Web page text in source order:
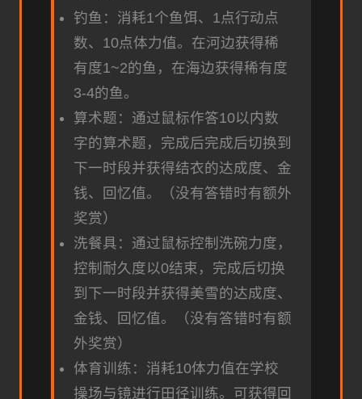
钓鱼：消耗1个鱼饵、1点行动点
数、10点体力值。在河边获得稀
有度1~2的鱼，在海边获得稀有度
3-4的鱼。
算术题：通过鼠标作答10以内数
字的算术题，完成后完成后切换到
下一时段并获得结衣的达成度、金
钱、回忆值。（没有答错时有额外
奖赏）
洗餐具：通过鼠标控制洗碗力度，
控制耐久度以0结束，完成后切换
到下一时段并获得美雪的达成度、
金钱、回忆值。（没有答错时有额
外奖赏）
体育训练：消耗10体力值在学校
操场与镜进行田径训练。可获得回